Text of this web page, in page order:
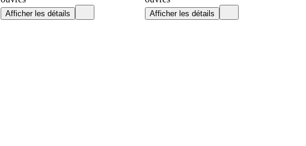
Afficher les détails Afficher les détails